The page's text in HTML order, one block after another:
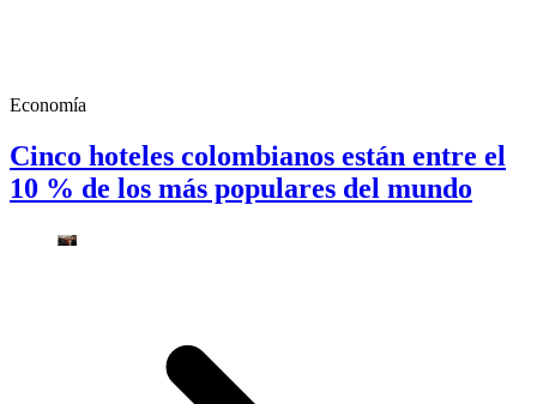
Economía
Cinco hoteles colombianos están entre el
10 % de los más populares del mundo